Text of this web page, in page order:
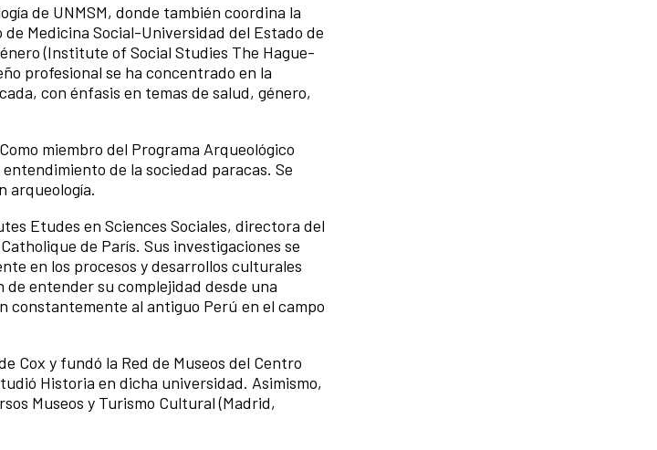
de UNMSM, donde también coordina la
Medicina Social-Universidad del Estado de
(Institute of Social Studies The Hague-
profesional se ha concentrado en la
con énfasis en temas de salud, género,
miembro del Programa Arqueológico
de la sociedad paracas. Se
arqueología.
Etudes en Sciences Sociales, directora del
de París. Sus investigaciones se
en los procesos y desarrollos culturales
entender su complejidad desde una
constantemente al antiguo Perú en el campo
Cox y fundó la Red de Museos del Centro
Historia en dicha universidad. Asimismo,
Museos y Turismo Cultural (Madrid,